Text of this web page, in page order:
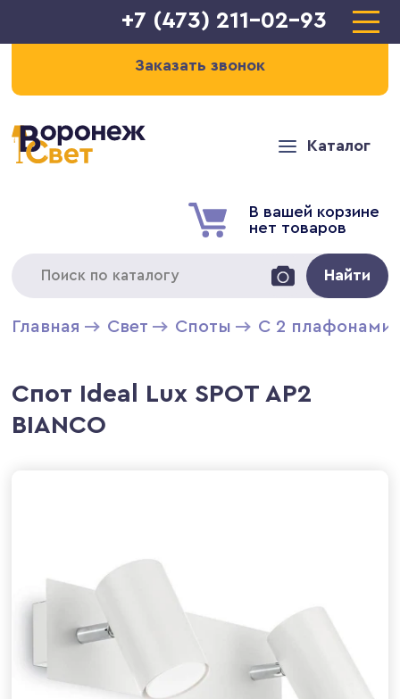
+7 (473) 211-02-93
Заказать звонок
Каталог
В вашей корзине
нет товаров
Найти
Главная Свет Cпоты С 2 плафонами
Спот Ideal Lux SPOT AP2
BIANCO